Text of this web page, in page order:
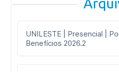
UNILESTE | Presencial |
Benefícios 2026.2